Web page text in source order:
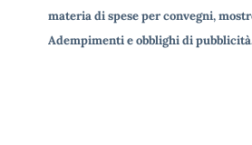
materia di spese per convegni,
Adempimenti e obblighi di